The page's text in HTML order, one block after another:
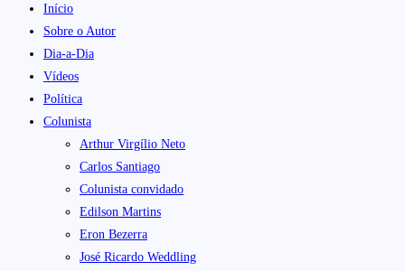
Início
Sobre o Autor
Dia-a-Dia
Vídeos
Política
Colunista
Arthur Virgílio Neto
Carlos Santiago
Colunista convidado
Edilson Martins
Eron Bezerra
José Ricardo Weddling